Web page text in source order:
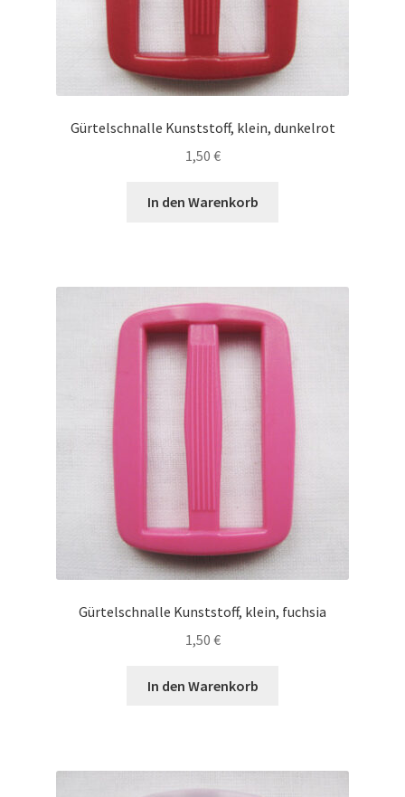
Gürtelschnalle Kunststoff, klein, dunkelrot
1,50 €
In den Warenkorb
Gürtelschnalle Kunststoff, klein, fuchsia
1,50 €
In den Warenkorb